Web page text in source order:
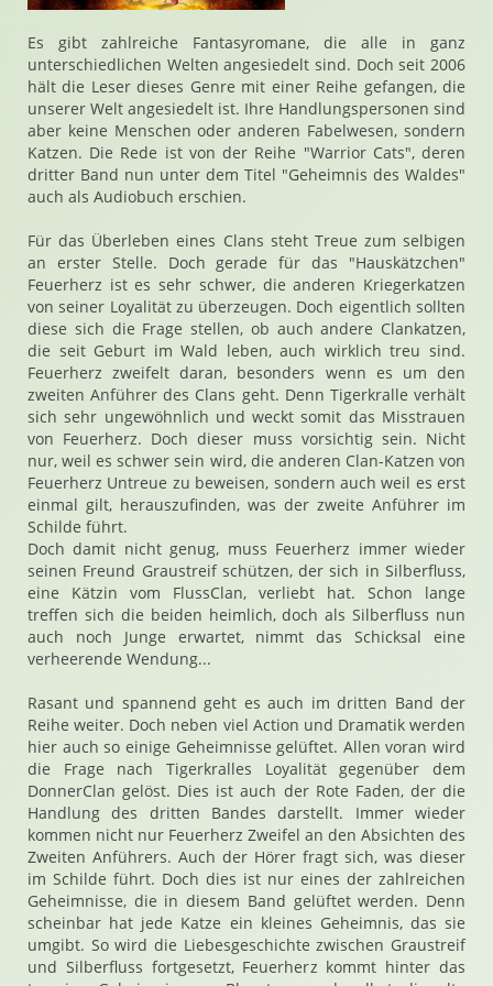
Es gibt zahlreiche Fantasyromane, die alle in ganz
unterschiedlichen Welten angesiedelt sind. Doch seit 2006
hält die Leser dieses Genre mit einer Reihe gefangen, die
unserer Welt angesiedelt ist. Ihre Handlungspersonen sind
aber keine Menschen oder anderen Fabelwesen, sondern
Katzen. Die Rede ist von der Reihe "Warrior Cats", deren
dritter Band nun unter dem Titel "Geheimnis des Waldes"
auch als Audiobuch erschien.
Für das Überleben eines Clans steht Treue zum selbigen
an erster Stelle. Doch gerade für das "Hauskätzchen"
Feuerherz ist es sehr schwer, die anderen Kriegerkatzen
von seiner Loyalität zu überzeugen. Doch eigentlich sollten
diese sich die Frage stellen, ob auch andere Clankatzen,
die seit Geburt im Wald leben, auch wirklich treu sind.
Feuerherz zweifelt daran, besonders wenn es um den
zweiten Anführer des Clans geht. Denn Tigerkralle verhält
sich sehr ungewöhnlich und weckt somit das Misstrauen
von Feuerherz. Doch dieser muss vorsichtig sein. Nicht
nur, weil es schwer sein wird, die anderen Clan-Katzen von
Feuerherz Untreue zu beweisen, sondern auch weil es erst
einmal gilt, herauszufinden, was der zweite Anführer im
Schilde führt.
Doch damit nicht genug, muss Feuerherz immer wieder
seinen Freund Graustreif schützen, der sich in Silberfluss,
eine Kätzin vom FlussClan, verliebt hat. Schon lange
treffen sich die beiden heimlich, doch als Silberfluss nun
auch noch Junge erwartet, nimmt das Schicksal eine
verheerende Wendung...
Rasant und spannend geht es auch im dritten Band der
Reihe weiter. Doch neben viel Action und Dramatik werden
hier auch so einige Geheimnisse gelüftet. Allen voran wird
die Frage nach Tigerkralles Loyalität gegenüber dem
DonnerClan gelöst. Dies ist auch der Rote Faden, der die
Handlung des dritten Bandes darstellt. Immer wieder
kommen nicht nur Feuerherz Zweifel an den Absichten des
Zweiten Anführers. Auch der Hörer fragt sich, was dieser
im Schilde führt. Doch dies ist nur eines der zahlreichen
Geheimnisse, die in diesem Band gelüftet werden. Denn
scheinbar hat jede Katze ein kleines Geheimnis, das sie
umgibt. So wird die Liebesgeschichte zwischen Graustreif
und Silberfluss fortgesetzt, Feuerherz kommt hinter das